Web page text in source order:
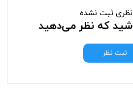
ثبت نشده
که نظر می‌دهید
ثبت نظر